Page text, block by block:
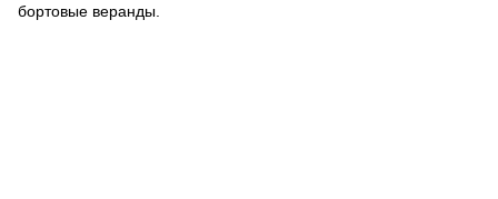
бортовые веранды.